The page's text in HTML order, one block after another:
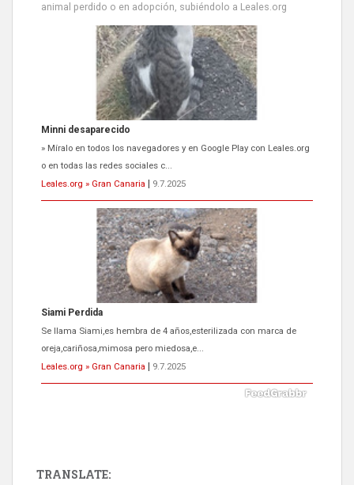
animal perdido o en adopción, subiéndolo a Leales.org
Minni desaparecido
» Míralo en todos los navegadores y en Google Play con Leales.org
o en todas las redes sociales c...
Leales.org » Gran Canaria
9.7.2025
Siami Perdida
Se llama Siami,es hembra de 4 años,esterilizada con marca de
oreja,cariñosa,mimosa pero miedosa,e...
Leales.org » Gran Canaria
9.7.2025
TRANSLATE: